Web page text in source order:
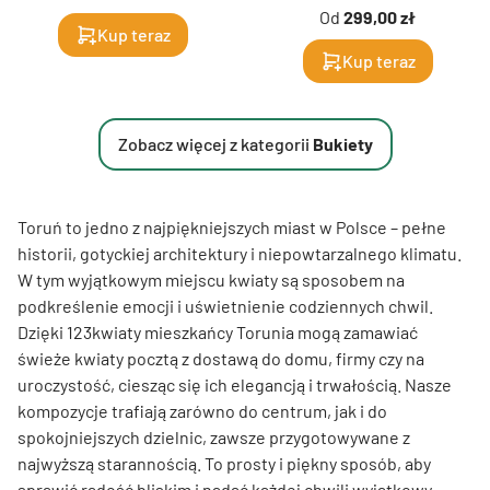
Kup teraz
Od 299,00 zł
Kup teraz
Zobacz więcej z kategorii Bukiety
Toruń to jedno z najpiękniejszych miast w Polsce – pełne
historii, gotyckiej architektury i niepowtarzalnego klimatu.
W tym wyjątkowym miejscu kwiaty są sposobem na
podkreślenie emocji i uświetnienie codziennych chwil.
Dzięki 123kwiaty mieszkańcy Torunia mogą zamawiać
świeże kwiaty pocztą z dostawą do domu, firmy czy na
uroczystość, ciesząc się ich elegancją i trwałością. Nasze
kompozycje trafiają zarówno do centrum, jak i do
spokojniejszych dzielnic, zawsze przygotowywane z
najwyższą starannością. To prosty i piękny sposób, aby